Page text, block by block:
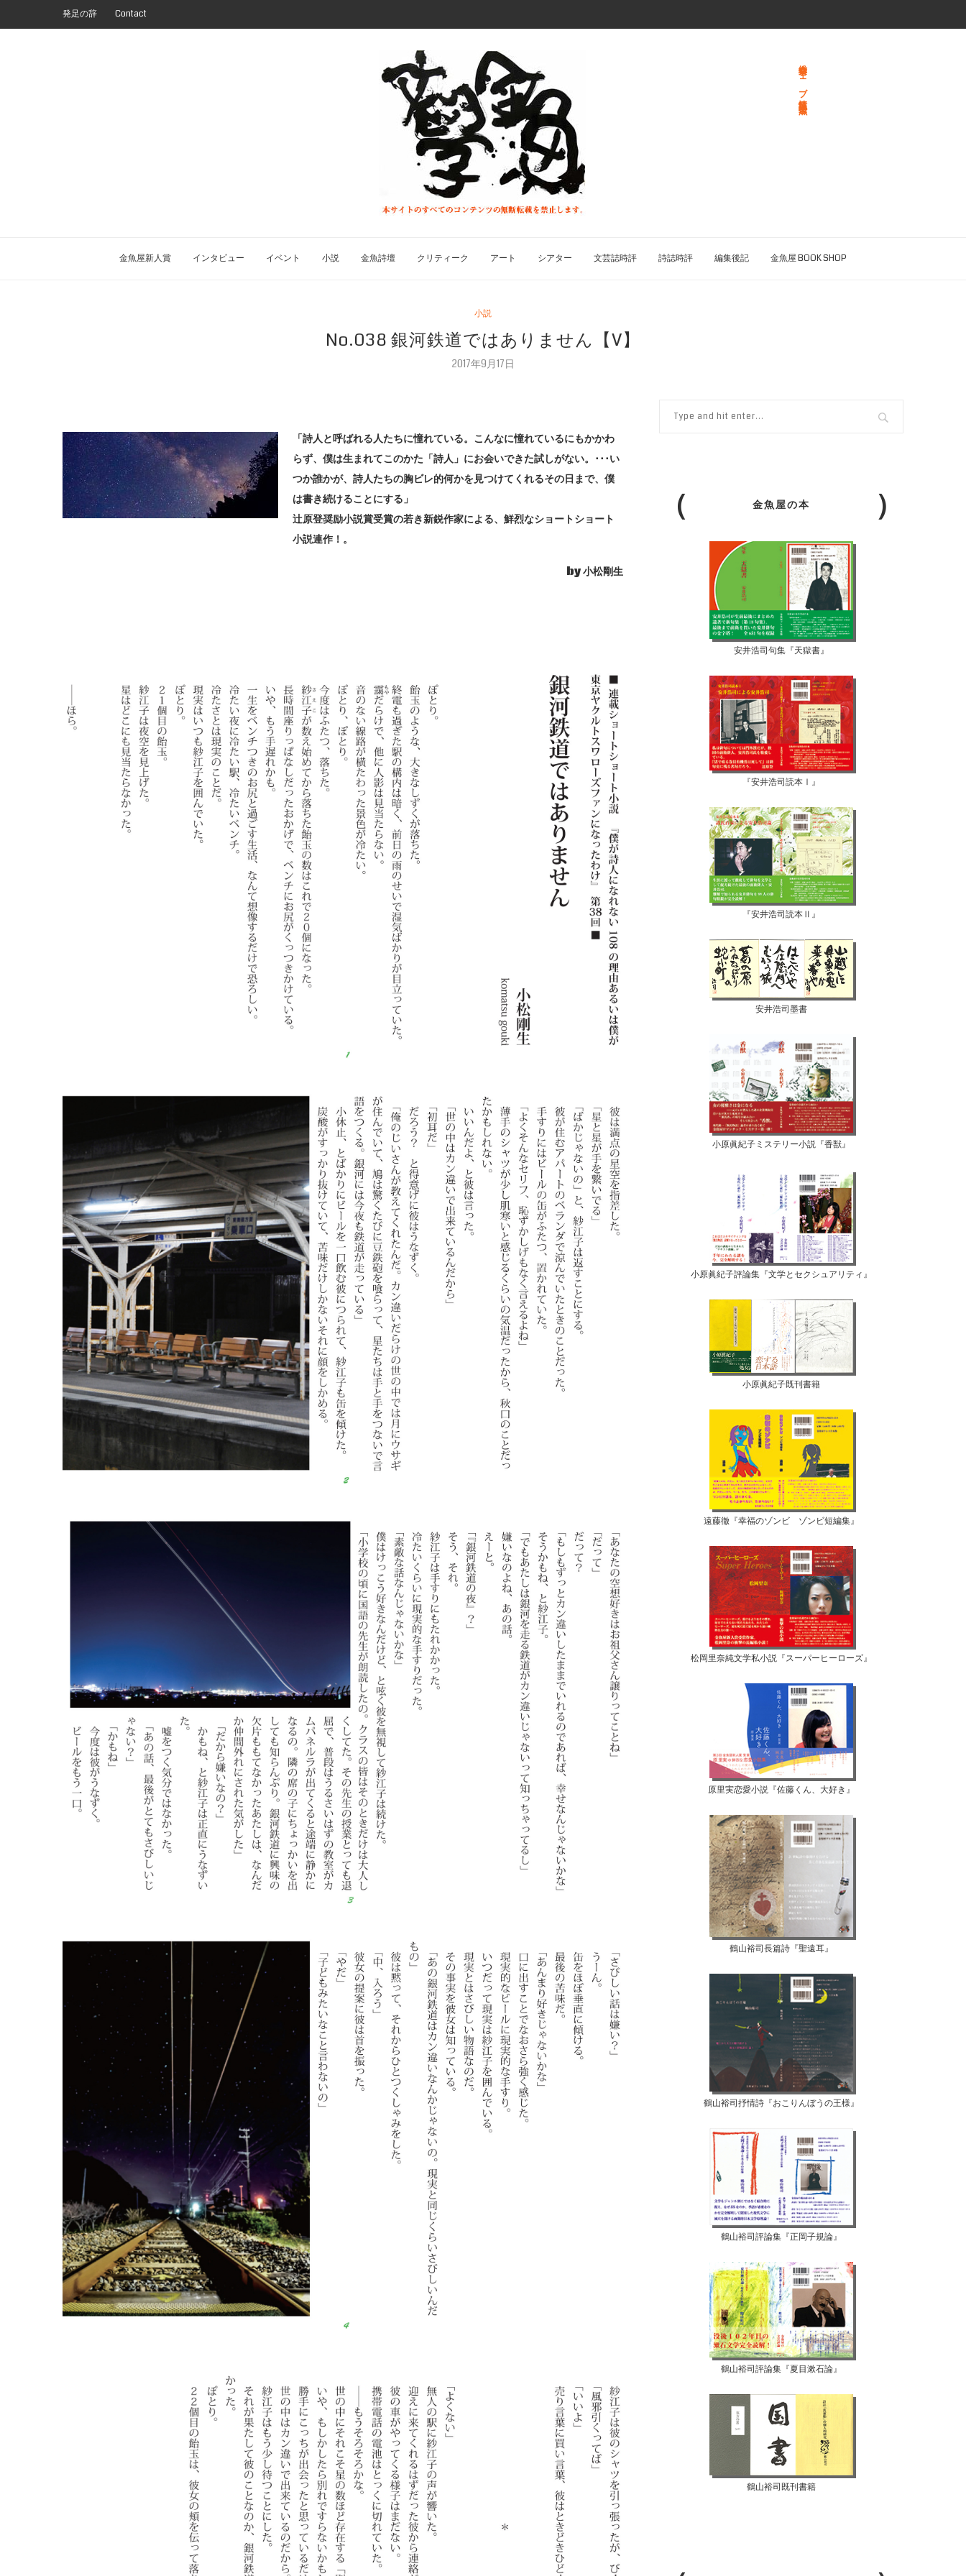
発足の辞 Contact
総合文学ウェブ情報誌 文学金魚
金魚屋新人賞 インタビュー イベント 小説 金魚詩壇 クリティーク アート シアター 文芸誌時評 詩誌時評 編集後記 金魚屋 BOOK SHOP
小説
No.038 銀河鉄道ではありません【V】
2017年9月17日
「詩人と呼ばれる人たちに憧れている。こんなに憧れているにもかかわ
らず、僕は生まれてこのかた「詩人」にお会いできた試しがない。･･･い
つか誰かが、詩人たちの胸ビレ的何かを見つけてくれるその日まで、僕
は書き続けることにする」
辻原登奨励小説賞受賞の若き新鋭作家による、鮮烈なショートショート
小説連作！。
by 小松剛生
金魚屋の本
安井浩司句集『天獄書』
『安井浩司読本Ⅰ』
『安井浩司読本Ⅱ』
安井浩司墨書
小原眞紀子ミステリー小説『香獣』
小原眞紀子評論集『文学とセクシュアリティ』
小原眞紀子既刊書籍
遠藤徹『幸福のゾンビ ゾンビ短編集』
松岡里奈純文学私小説『スーパーヒーローズ』
原里実恋愛小説『佐藤くん、大好き』
鶴山裕司長篇詩『聖遠耳』
鶴山裕司抒情詩『おこりんぼうの王様』
鶴山裕司評論集『正岡子規論』
鶴山裕司評論集『夏目漱石論』
鶴山裕司既刊書籍